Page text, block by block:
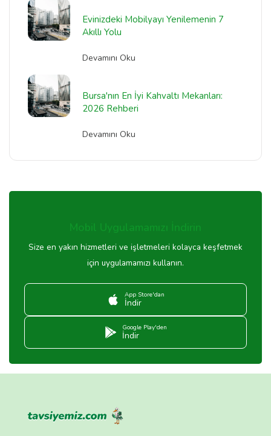
Evinizdeki Mobilyayı Yenilemenin 7
Akıllı Yolu
Devamını Oku
Bursa'nın En İyi Kahvaltı Mekanları:
2026 Rehberi
Devamını Oku
Mobil Uygulamamızı İndirin
Size en yakın hizmetleri ve işletmeleri kolayca keşfetmek
için uygulamamızı kullanın.
App Store'dan
İndir
Google Play'den
İndir